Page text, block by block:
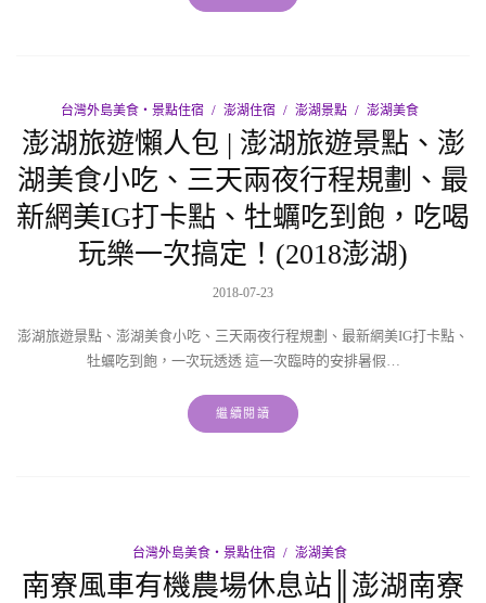
台灣外島美食‧景點住宿 澎湖住宿 澎湖景點 澎湖美食
澎湖旅遊懶人包 | 澎湖旅遊景點、澎
湖美食小吃、三天兩夜行程規劃、最
新網美IG打卡點、牡蠣吃到飽，吃喝
玩樂一次搞定！(2018澎湖)
2018-07-23
澎湖旅遊景點、澎湖美食小吃、三天兩夜行程規劃、最新網美IG打卡點、
牡蠣吃到飽，一次玩透透 這一次臨時的安排暑假…
繼續閱讀
台灣外島美食‧景點住宿 澎湖美食
南寮風車有機農場休息站║澎湖南寮